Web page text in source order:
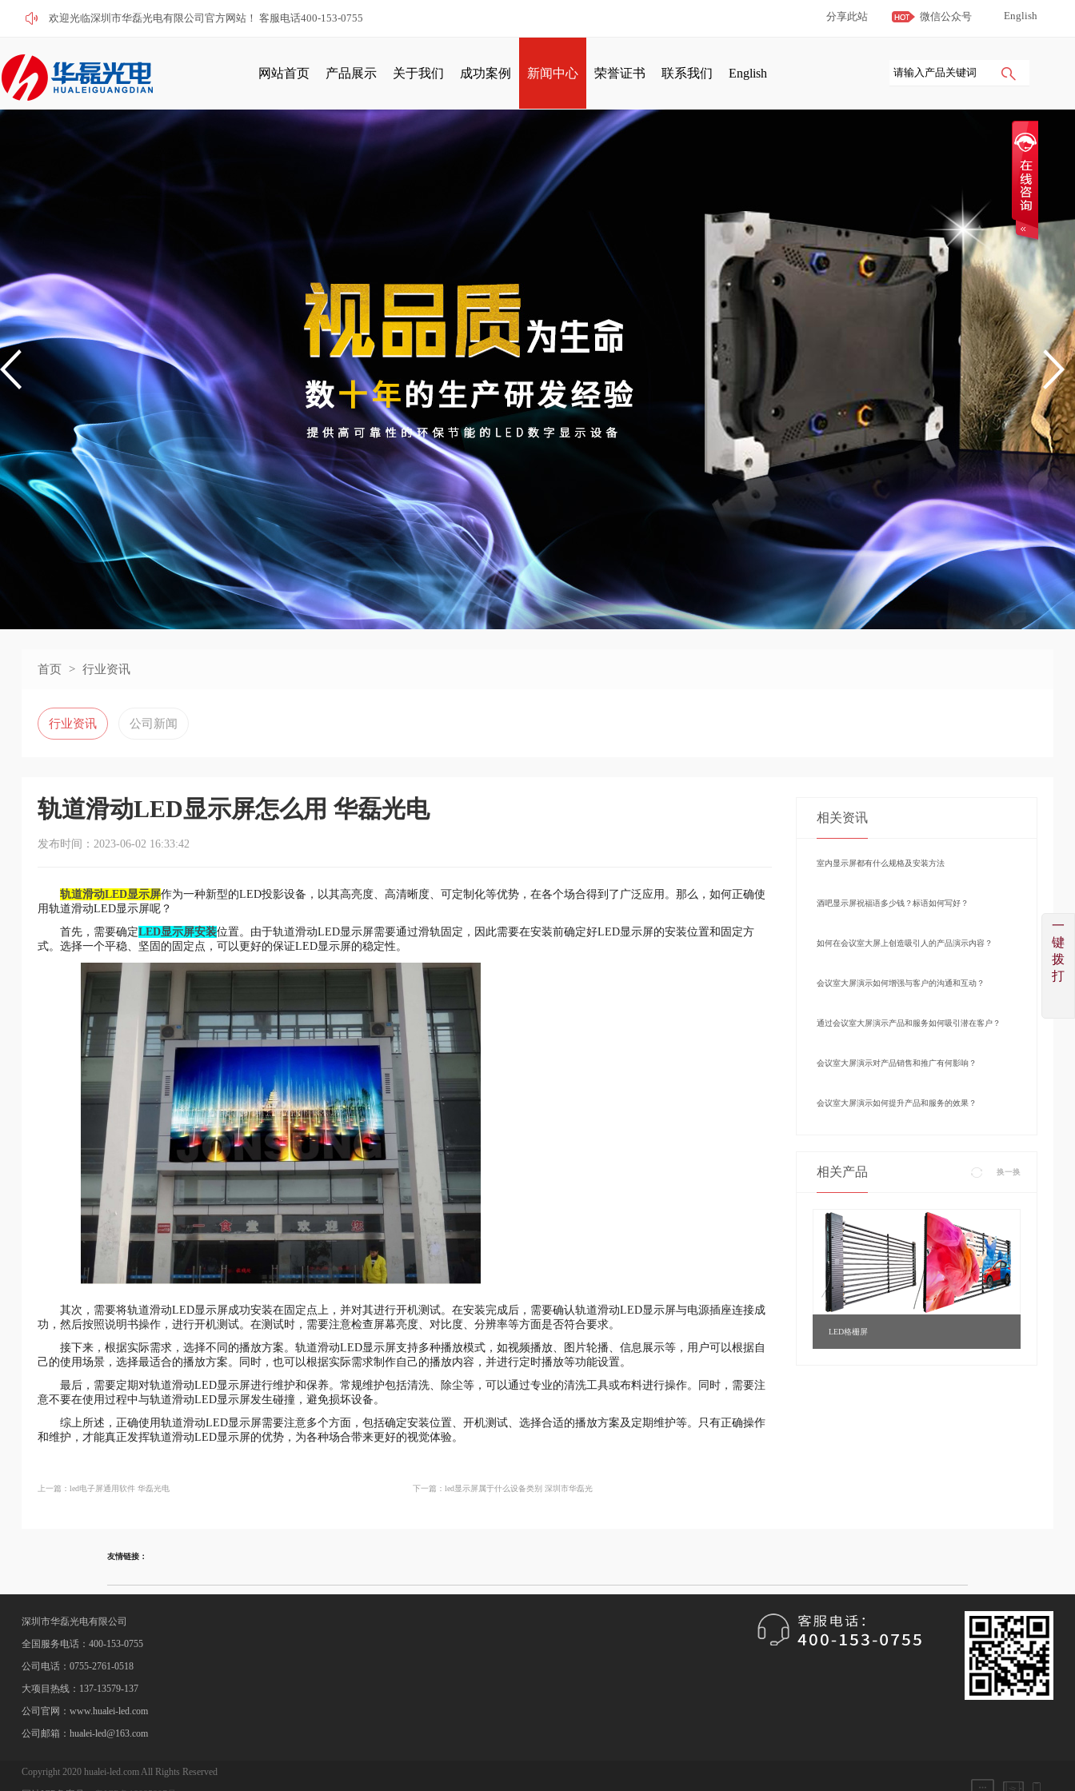
欢迎光临深圳市华磊光电有限公司官方网站！ 客服电话400-153-0755 分享此站 微信公众号 English
网站首页 产品展示 关于我们 成功案例 新闻中心 荣誉证书 联系我们 English
首页 > 行业资讯
行业资讯 公司新闻
轨道滑动LED显示屏怎么用 华磊光电
发布时间：2023-06-02 16:33:42
轨道滑动LED显示屏作为一种新型的LED投影设备，以其高亮度、高清晰度、可定制化等优势，在各个场合得到了广泛应用。那么，如何正确使
用轨道滑动LED显示屏呢？
首先，需要确定LED显示屏安装位置。由于轨道滑动LED显示屏需要通过滑轨固定，因此需要在安装前确定好LED显示屏的安装位置和固定方
式。选择一个平稳、坚固的固定点，可以更好的保证LED显示屏的稳定性。
其次，需要将轨道滑动LED显示屏成功安装在固定点上，并对其进行开机测试。在安装完成后，需要确认轨道滑动LED显示屏与电源插座连接成
功，然后按照说明书操作，进行开机测试。在测试时，需要注意检查屏幕亮度、对比度、分辨率等方面是否符合要求。
接下来，根据实际需求，选择不同的播放方案。轨道滑动LED显示屏支持多种播放模式，如视频播放、图片轮播、信息展示等，用户可以根据自
己的使用场景，选择最适合的播放方案。同时，也可以根据实际需求制作自己的播放内容，并进行定时播放等功能设置。
最后，需要定期对轨道滑动LED显示屏进行维护和保养。常规维护包括清洗、除尘等，可以通过专业的清洗工具或布料进行操作。同时，需要注
意不要在使用过程中与轨道滑动LED显示屏发生碰撞，避免损坏设备。
综上所述，正确使用轨道滑动LED显示屏需要注意多个方面，包括确定安装位置、开机测试、选择合适的播放方案及定期维护等。只有正确操作
和维护，才能真正发挥轨道滑动LED显示屏的优势，为各种场合带来更好的视觉体验。
上一篇：led电子屏通用软件 华磊光电 下一篇：led显示屏属于什么设备类别 深圳市华磊光
相关资讯
室内显示屏都有什么规格及安装方法
酒吧显示屏祝福语多少钱？标语如何写好？
如何在会议室大屏上创造吸引人的产品演示内容？
会议室大屏演示如何增强与客户的沟通和互动？
通过会议室大屏演示产品和服务如何吸引潜在客户？
会议室大屏演示对产品销售和推广有何影响？
会议室大屏演示如何提升产品和服务的效果？
相关产品 换一换
LED格栅屏
友情链接：
深圳市华磊光电有限公司
全国服务电话：400-153-0755
公司电话：0755-2761-0518
大项目热线：137-13579-137
公司官网：www.hualei-led.com
公司邮箱：hualei-led@163.com
Copyright 2020 hualei-led.com All Rights Reserved
一
键
拨
打